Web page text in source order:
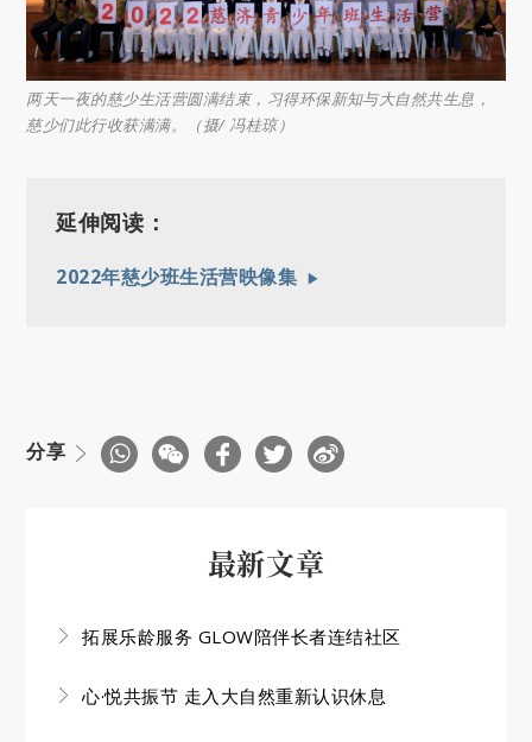
两天一夜的慈少生活营圆满结束，习得环保新知与大自然共生息，
慈少们此行收获满满。（摄/ 冯桂琼）
延伸阅读：
2022年慈少班生活营映像集
分享
最新文章
拓展乐龄服务 GLOW陪伴长者连结社区
心·悦共振节 走入大自然重新认识休息